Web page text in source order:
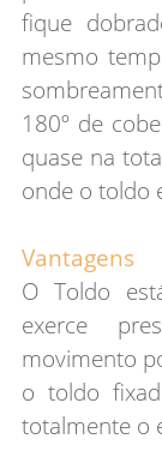
fique
mesmo
180º de
quase na
onde o toldo
Vantagens
O Toldo
exerce
movimento
o toldo
totalmente o